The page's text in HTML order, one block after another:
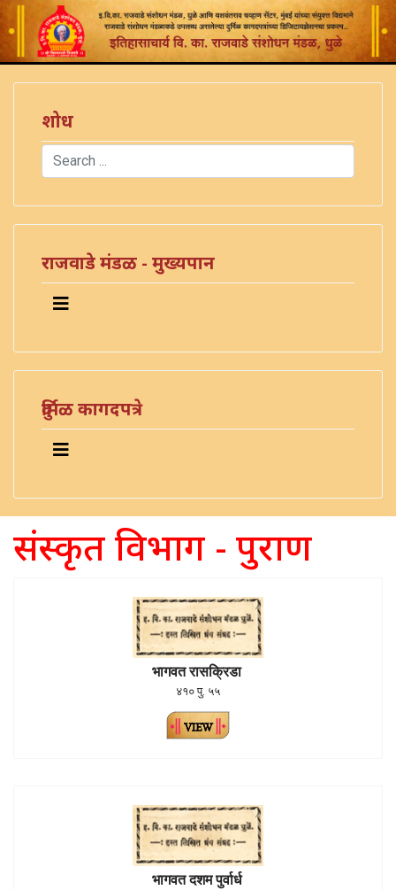
शोध
Search
राजवाडे मंडळ - मुख्यपान
दुर्मिळ कागदपत्रे
संस्कृत विभाग - पुराण
भागवत रासक्रिडा
४१० पु. ५५
भागवत दशम पुर्वार्ध